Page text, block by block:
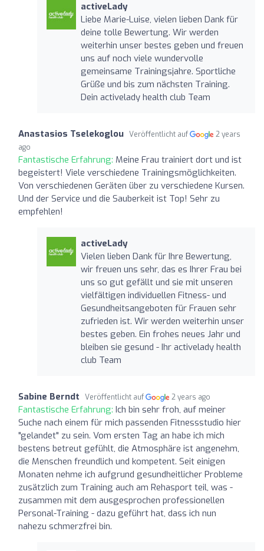
activeLady
Liebe Marie-Luise, vielen lieben Dank für
deine tolle Bewertung. Wir werden
weiterhin unser bestes geben und freuen
uns auf noch viele wundervolle
gemeinsame Trainingsjahre. Sportliche
Grüße und bis zum nächsten Training.
Dein activelady health club Team
Anastasios Tselekoglou Veröffentlicht auf
2 years
ago
Fantastische Erfahrung: Meine Frau trainiert dort und ist
begeistert! Viele verschiedene Trainingsmöglichkeiten.
Von verschiedenen Geräten über zu verschiedene Kursen.
Und der Service und die Sauberkeit ist Top! Sehr zu
empfehlen!
activeLady
Vielen lieben Dank für Ihre Bewertung,
wir freuen uns sehr, das es Ihrer Frau bei
uns so gut gefällt und sie mit unseren
vielfältigen individuellen Fitness- und
Gesundheitsangeboten für Frauen sehr
zufrieden ist. Wir werden weiterhin unser
bestes geben. Ein frohes neues Jahr und
bleiben sie gesund - Ihr activelady health
club Team
Sabine Berndt Veröffentlicht auf 2 years ago
Fantastische Erfahrung: Ich bin sehr froh, auf meiner
Suche nach einem für mich passenden Fitnessstudio hier
"gelandet" zu sein. Vom ersten Tag an habe ich mich
bestens betreut gefühlt, die Atmosphäre ist angenehm,
die Menschen freundlich und kompetent. Seit einigen
Monaten nehme ich aufgrund gesundheitlicher Probleme
zusätzlich zum Training auch am Rehasport teil, was -
zusammen mit dem ausgesprochen professionellen
Personal-Training - dazu geführt hat, dass ich nun
nahezu schmerzfrei bin.